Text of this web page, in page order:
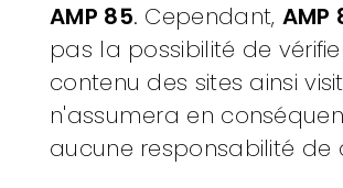
AMP 85. Cependant, AMP
pas la possibilité de
contenu des sites ainsi
n'assumera en
aucune responsabilité de